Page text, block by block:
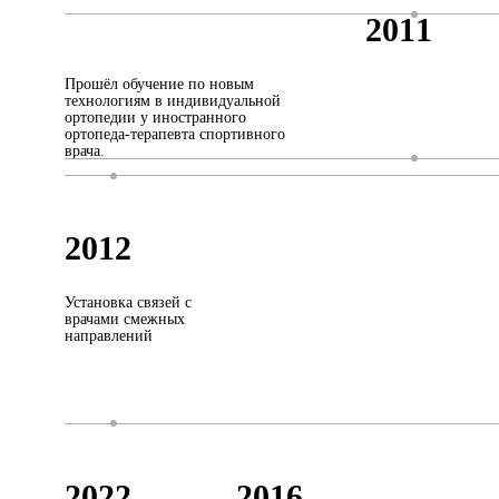
2011
Прошёл обучение по новым
технологиям в индивидуальной
ортопедии у иностранного
ортопеда-терапевта спортивного
врача.
2012
Установка связей с
врачами смежных
направлений